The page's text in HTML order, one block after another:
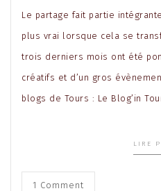
Le partage fait partie
plus vrai lorsque cela se
trois derniers mois ont été
créatifs et d’un gros
blogs de Tours : Le Blog’in
LIRE
1 Comment